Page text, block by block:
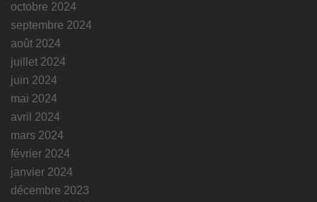
octobre 2024
septembre 2024
août 2024
juillet 2024
juin 2024
mai 2024
avril 2024
mars 2024
février 2024
janvier 2024
décembre 2023